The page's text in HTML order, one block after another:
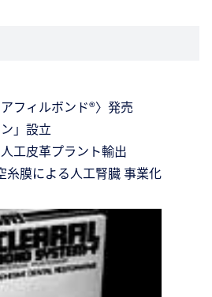
フィルボンド®〉発売
」設立
工皮革プラント輸出
糸膜による人工腎臓 事業化